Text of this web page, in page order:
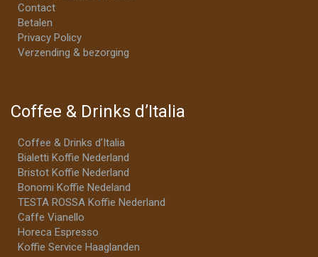
Contact
Betalen
Privacy Policy
Verzending & bezorging
Coffee & Drinks d’Italia
Coffee & Drinks d’Italia
Bialetti Koffie Nederland
Bristot Koffie Nederland
Bonomi Koffie Nedeland
TESTA ROSSA Koffie Nederland
Caffe Vianello
Horeca Espresso
Koffie Service Haaglanden